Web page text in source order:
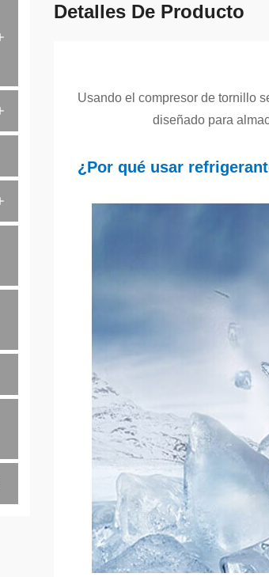
Detalles De Producto
Usando el compresor de tornillo
diseñado para
¿Por qué usar